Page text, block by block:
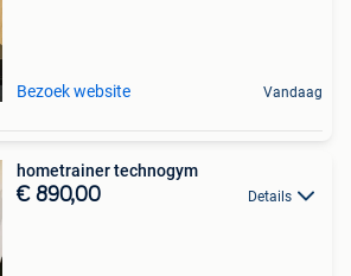
Bezoek website Vandaag
hometrainer technogym
€ 890,00 Details